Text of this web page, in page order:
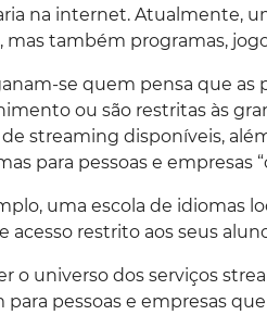
na internet. Atualmente,
mas também programas,
se quem pensa que
ou são restritas às
streaming disponíveis,
para pessoas e empresas
uma escola de idiomas
acesso restrito aos seus
o universo dos serviços
pessoas e empresas